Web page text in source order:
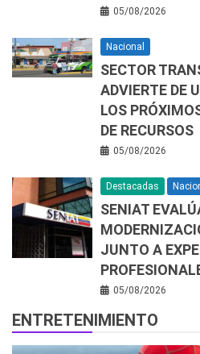
05/08/2026
Nacional
SECTOR
ADVIERTE DE
LOS
DE RECURSOS
05/08/2026
Destacadas
SENIAT
JUNTO A
05/08/2026
ENTRETENIMIENTO